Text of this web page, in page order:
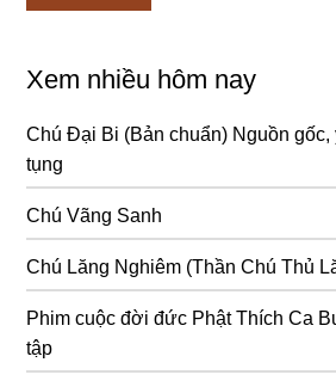
Xem nhiều hôm nay
Chú Đại Bi (Bản chuẩn) Nguồn gốc,
tụng
Chú Vãng Sanh
Chú Lăng Nghiêm (Thần Chú Thủ
Phim cuộc đời đức Phật Thích Ca
tập